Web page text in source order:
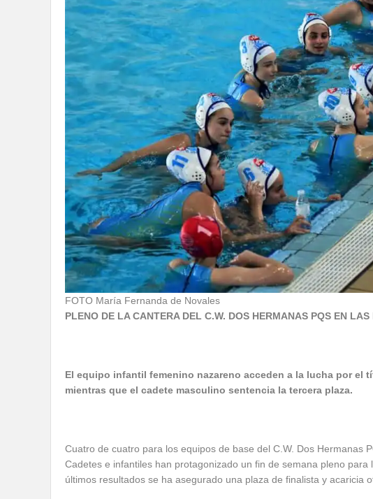
FOTO María Fernanda de Novales
PLENO DE LA CANTERA DEL C.W. DOS HERMANAS PQS EN
El equipo infantil femenino nazareno acceden a la lucha por el
mientras que el cadete masculino sentencia la tercera plaza.
Cuatro de cuatro para los equipos de base del C.W. Dos Hermanas
Cadetes e infantiles han protagonizado un fin de semana pleno
últimos resultados se ha asegurado una plaza de finalista y acaricia